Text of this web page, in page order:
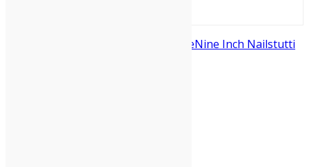
IceageNine Inch Nailstutti